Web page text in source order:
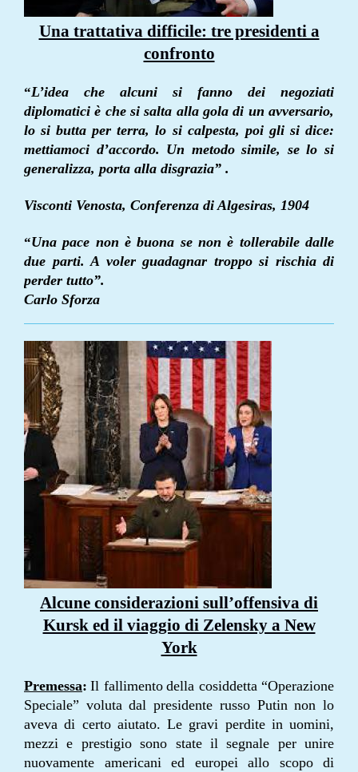
Una trattativa difficile: tre presidenti a
confronto
“L’idea che alcuni si fanno dei negoziati
diplomatici è che si salta alla gola di un avversario,
lo si butta per terra, lo si calpesta, poi gli si dice:
mettiamoci d’accordo. Un metodo simile, se lo si
generalizza, porta alla disgrazia” .
Visconti Venosta, Conferenza di Algesiras, 1904
“Una pace non è buona se non è tollerabile dalle
due parti. A voler guadagnar troppo si rischia di
perder tutto”.
Carlo Sforza
Alcune considerazioni sull’offensiva di
Kursk ed il viaggio di Zelensky a New
York
Premessa: Il fallimento della cosiddetta “Operazione
Speciale” voluta dal presidente russo Putin non lo
aveva di certo aiutato. Le gravi perdite in uomini,
mezzi e prestigio sono state il segnale per unire
nuovamente americani ed europei allo scopo di